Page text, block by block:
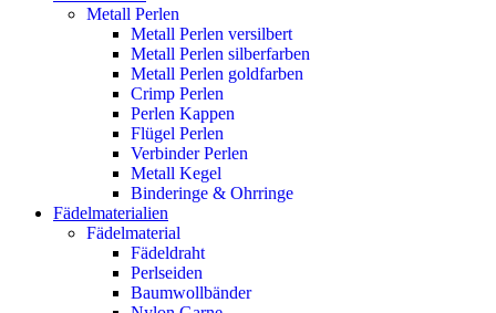
Metall Perlen
Metall Perlen versilbert
Metall Perlen silberfarben
Metall Perlen goldfarben
Crimp Perlen
Perlen Kappen
Flügel Perlen
Verbinder Perlen
Metall Kegel
Binderinge & Ohrringe
Fädelmaterialien
Fädelmaterial
Fädeldraht
Perlseiden
Baumwollbänder